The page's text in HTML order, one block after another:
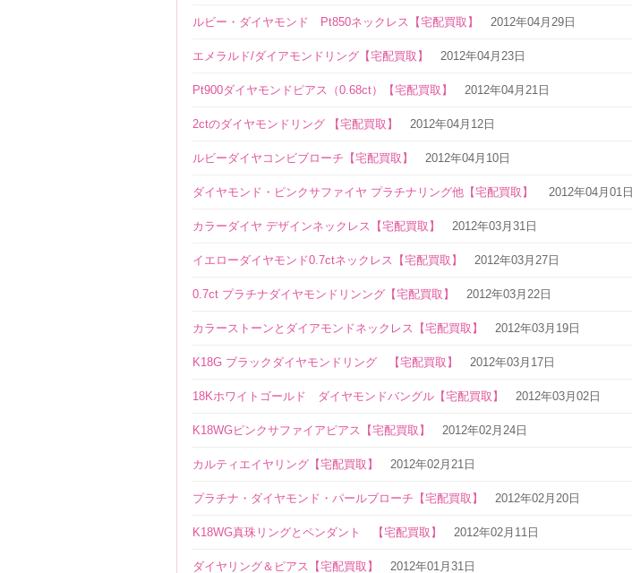
ルビー・ダイヤモンド Pt850ネックレス【宅配買取】 2012年04月29日
エメラルド/ダイアモンドリング【宅配買取】 2012年04月23日
Pt900ダイヤモンドピアス（0.68ct）【宅配買取】 2012年04月21日
2ctのダイヤモンドリング 【宅配買取】 2012年04月12日
ルビーダイヤコンビブローチ【宅配買取】 2012年04月10日
ダイヤモンド・ピンクサファイヤ プラチナリング他【宅配買取】 2012年04月01日
カラーダイヤ デザインネックレス【宅配買取】 2012年03月31日
イエローダイヤモンド0.7ctネックレス【宅配買取】 2012年03月27日
0.7ct プラチナダイヤモンドリンング【宅配買取】 2012年03月22日
カラーストーンとダイアモンドネックレス【宅配買取】 2012年03月19日
K18G ブラックダイヤモンドリング 【宅配買取】 2012年03月17日
18Kホワイトゴールド ダイヤモンドバングル【宅配買取】 2012年03月02日
K18WGピンクサファイアピアス【宅配買取】 2012年02月24日
カルティエイヤリング【宅配買取】 2012年02月21日
プラチナ・ダイヤモンド・パールブローチ【宅配買取】 2012年02月20日
K18WG真珠リングとペンダント 【宅配買取】 2012年02月11日
ダイヤリング＆ピアス【宅配買取】 2012年01月31日